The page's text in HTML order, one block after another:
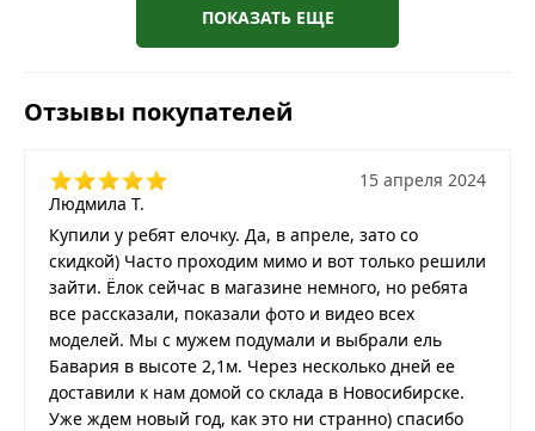
ПОКАЗАТЬ ЕЩЕ
Отзывы покупателей
Людмила Т.
15 апреля 2024
Купили у ребят елочку. Да, в апреле, зато со
скидкой) Часто проходим мимо и вот только решили
зайти. Ёлок сейчас в магазине немного, но ребята
все рассказали, показали фото и видео всех
моделей. Мы с мужем подумали и выбрали ель
Бавария в высоте 2,1м. Через несколько дней ее
доставили к нам домой со склада в Новосибирске.
Уже ждем новый год, как это ни странно) спасибо